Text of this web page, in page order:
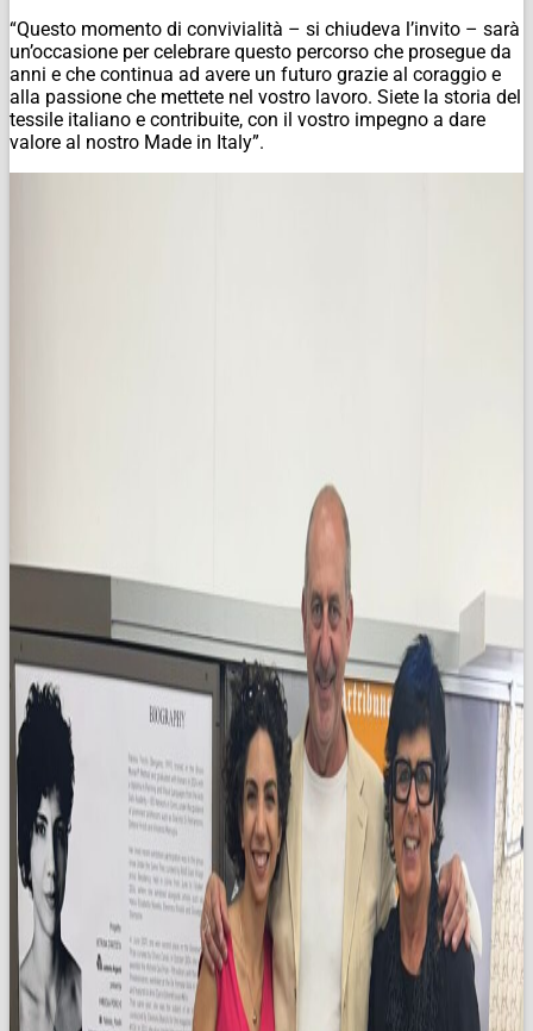
“Questo momento di convivialità – si chiudeva l’invito – sarà
un’occasione per celebrare questo percorso che prosegue da
anni e che continua ad avere un futuro grazie al coraggio e
alla passione che mettete nel vostro lavoro. Siete la storia del
tessile italiano e contribuite, con il vostro impegno a dare
valore al nostro Made in Italy”.